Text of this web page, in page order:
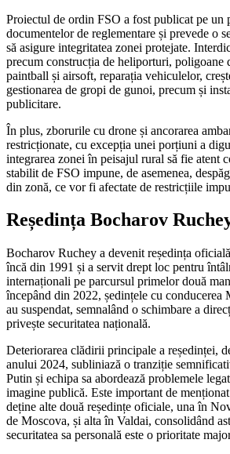
Proiectul de ordin FSO a fost publicat pe un
documentelor de reglementare și prevede o
să asigure integritatea zonei protejate.
precum construcția de heliporturi, poligoane
paintball și airsoft, reparația vehiculelor,
gestionarea de gropi de gunoi, precum și
publicitare.
În plus, zborurile cu drone și ancorarea
restricționate, cu excepția unei porțiuni a
integrarea zonei în peisajul rural să fie atent
stabilit de FSO impune, de asemenea,
din zonă, ce vor fi afectate de restricțiile
Reședința Bocharov
Bocharov Ruchey a devenit reședința
încă din 1991 și a servit drept loc pentru
internaționali pe parcursul primelor două
începând din 2022, ședințele cu
au suspendat, semnalând o schimbare a
privește securitatea națională.
Deteriorarea clădirii principale a reședinței,
anului 2024, subliniază o tranziție
Putin și echipa sa abordează problemele
imagine publică. Este important de
deține alte două reședințe oficiale, una în
de Moscova, și alta în Valdai, consolidând
securitatea sa personală este o prioritate